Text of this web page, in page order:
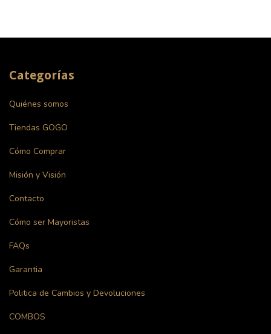
Categorías
Quiénes somos
Tiendas GOGO
Cómo Comprar
Misión y Visión
Contacto
Cómo ser Mayoristas
FAQs
Garantia
Politica de Cambios y Devoluciones
COMBOS